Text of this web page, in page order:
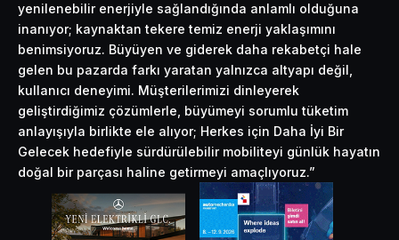
yenilenebilir enerjiyle sağlandığında anlamlı olduğuna
inanıyor; kaynaktan tekere temiz enerji yaklaşımını
benimsiyoruz. Büyüyen ve giderek daha rekabetçi hale
gelen bu pazarda farkı yaratan yalnızca altyapı değil,
kullanıcı deneyimi. Müşterilerimizi dinleyerek
geliştirdiğimiz çözümlerle, büyümeyi sorumlu tüketim
anlayışıyla birlikte ele alıyor; Herkes için Daha İyi Bir
Gelecek hedefiyle sürdürülebilir mobiliteyi günlük hayatın
doğal bir parçası haline getirmeyi amaçlıyoruz.”